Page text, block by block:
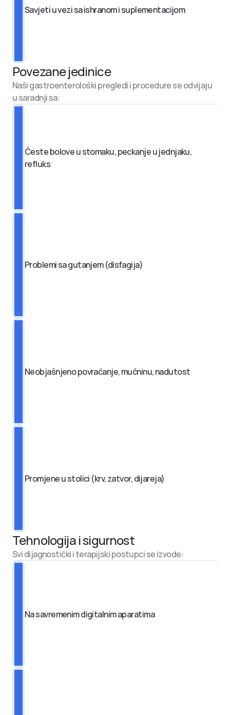
Savjeti u vezi sa ishranom i suplementacijom
Povezane jedinice
Naši gastroenterološki pregledi i procedure se odvijaju
u saradnji sa:
Česte bolove u stomaku, peckanje u jednjaku,
refluks
Problemi sa gutanjem (disfagija)
Neobjašnjeno povraćanje, mučninu, nadutost
Promjene u stolici (krv, zatvor, dijareja)
Tehnologija i sigurnost
Svi dijagnostički i terapijski postupci se izvode:
Na savremenim digitalnim aparatima